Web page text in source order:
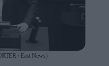
/ East News)